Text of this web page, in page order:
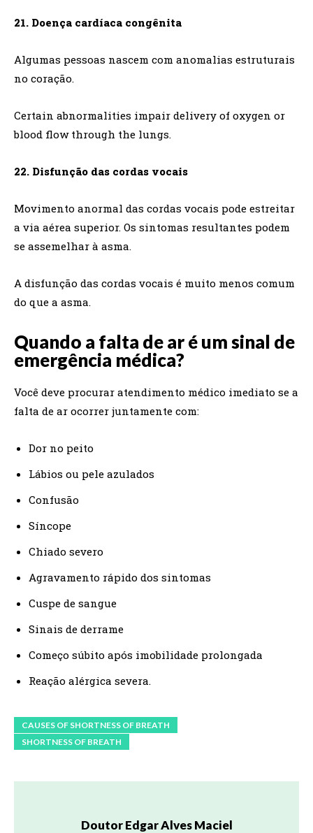
21. Doença cardíaca congênita
Algumas pessoas nascem com anomalias estruturais
no coração.
Certain abnormalities impair delivery of oxygen or
blood flow through the lungs.
22. Disfunção das cordas vocais
Movimento anormal das cordas vocais pode estreitar
a via aérea superior. Os sintomas resultantes podem
se assemelhar à asma.
A disfunção das cordas vocais é muito menos comum
do que a asma.
Quando a falta de ar é um sinal de
emergência médica?
Você deve procurar atendimento médico imediato se a
falta de ar ocorrer juntamente com:
Dor no peito
Lábios ou pele azulados
Confusão
Síncope
Chiado severo
Agravamento rápido dos sintomas
Cuspe de sangue
Sinais de derrame
Começo súbito após imobilidade prolongada
Reação alérgica severa.
CAUSES OF SHORTNESS OF BREATH
SHORTNESS OF BREATH
Doutor Edgar Alves Maciel